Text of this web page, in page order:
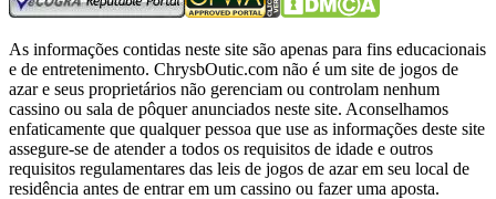
As informações contidas neste site são apenas para fins educacionais
e de entretenimento. ChrysbOutic.com não é um site de jogos de
azar e seus proprietários não gerenciam ou controlam nenhum
cassino ou sala de pôquer anunciados neste site. Aconselhamos
enfaticamente que qualquer pessoa que use as informações deste site
assegure-se de atender a todos os requisitos de idade e outros
requisitos regulamentares das leis de jogos de azar em seu local de
residência antes de entrar em um cassino ou fazer uma aposta.